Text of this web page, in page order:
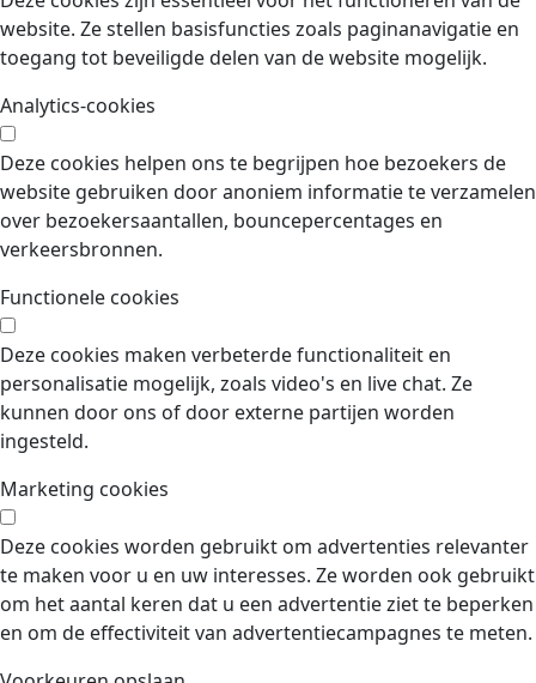
website. Ze stellen basisfuncties zoals paginanavigatie en
toegang tot beveiligde delen van de website mogelijk.
Analytics-cookies
Deze cookies helpen ons te begrijpen hoe bezoekers de
website gebruiken door anoniem informatie te verzamelen
over bezoekersaantallen, bouncepercentages en
verkeersbronnen.
Functionele cookies
Deze cookies maken verbeterde functionaliteit en
personalisatie mogelijk, zoals video's en live chat. Ze
kunnen door ons of door externe partijen worden
ingesteld.
Marketing cookies
Deze cookies worden gebruikt om advertenties relevanter
te maken voor u en uw interesses. Ze worden ook gebruikt
om het aantal keren dat u een advertentie ziet te beperken
en om de effectiviteit van advertentiecampagnes te meten.